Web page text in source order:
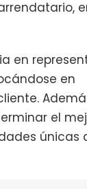
en
en
el
únicas